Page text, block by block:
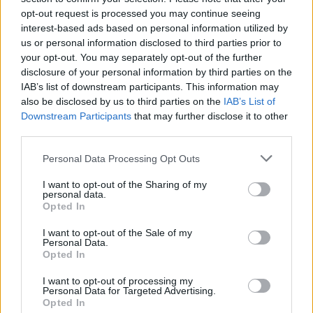
opt-out request is processed you may continue seeing
interest-based ads based on personal information utilized by
us or personal information disclosed to third parties prior to
your opt-out. You may separately opt-out of the further
disclosure of your personal information by third parties on the
IAB’s list of downstream participants. This information may
also be disclosed by us to third parties on the IAB’s List of
Downstream Participants that may further disclose it to other
Personal Data Processing Opt Outs
I want to opt-out of the Sharing of my
personal data.
Opted In
I want to opt-out of the Sale of my
Personal Data.
Opted In
I want to opt-out of processing my
Personal Data for Targeted Advertising.
Opted In
italského partnerského města
Roncegno Terme měl bohužel
dlouhodobé problémy už od
doby výsadby. Vysazený
stromek byl příliš malý a nesprávně zapěstovaný. Stromek byl
poškozen u báze kmene a z této rány se postupně rozšířila
nekróza, která strom dlouhodobě oslabovala. Strom byl
vystavován dalším stresovým faktorům, jako bylo působení psí
moči nebo negativní vlivy vyplývající z exponovaného místa na
Kulaťáku. Osobně mám podezření, že někdy v minulosti se k tomu
přidal i vandalismus. Pracovnice z našeho odboru stromek
samozřejmě, zálivka probíhala.
Spolky: Modulární reaktory uhlí v teplárnách
nenahradí, máme dostupnější možnosti
21.7.2026
Diskuse: 36
náhradu spalování uhlí v
teplárenství.
Nová analýza